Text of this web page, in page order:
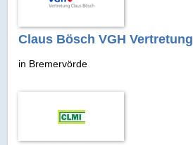
Claus Bösch VGH Vertretung
in Bremervörde